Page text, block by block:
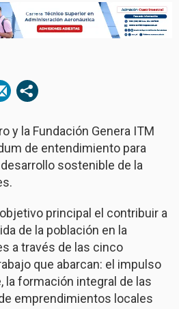
y la Fundación Genera ITM
de entendimiento para
sostenible de la
principal el contribuir a
de la población en la
a través de las cinco
que abarcan: el impulso
formación integral de las
emprendimientos locales